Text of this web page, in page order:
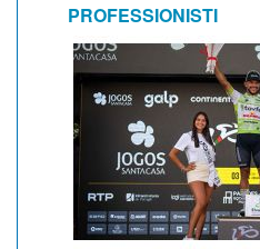
PROFESSIONISTI